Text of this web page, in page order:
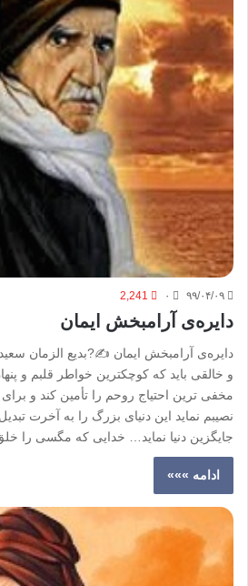
۹۹/۰۴/۰۹ ۰ 2,241
دایره‌ی آرامبخش ایمان
دایره‌ی آرامبخش ایمان ✍?بدیع الزمان
و خالقی باید که کوچکترین خواطر قلبم و
مخفی ترین احتیاج روحم را تأمین کند و
نصیبم نماید این دنیای بزرگ را به آخرت
جایگزین دنیا نماید… خدایی که مگسی را
ادامه »»»